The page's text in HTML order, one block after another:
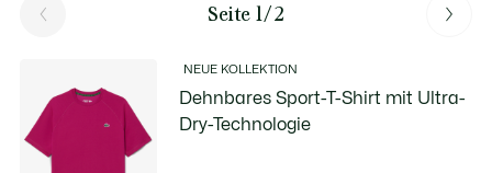
Seite 1/2
NEUE KOLLEKTION
Dehnbares Sport-T-Shirt mit Ultra-
Dry-Technologie